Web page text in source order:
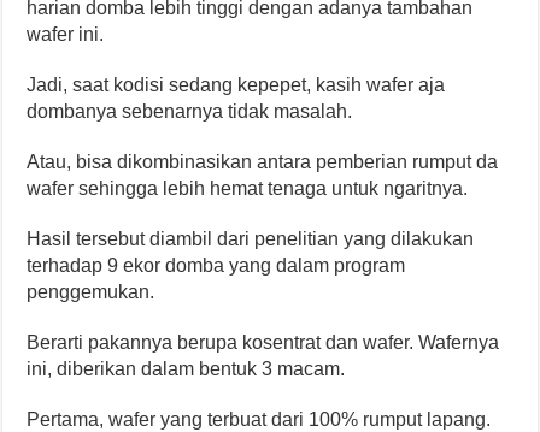
harian domba lebih tinggi dengan adanya tambahan
wafer ini.
Jadi, saat kodisi sedang kepepet, kasih wafer aja
dombanya sebenarnya tidak masalah.
Atau, bisa dikombinasikan antara pemberian rumput da
wafer sehingga lebih hemat tenaga untuk ngaritnya.
Hasil tersebut diambil dari penelitian yang dilakukan
terhadap 9 ekor domba yang dalam program
penggemukan.
Berarti pakannya berupa kosentrat dan wafer. Wafernya
ini, diberikan dalam bentuk 3 macam.
Pertama, wafer yang terbuat dari 100% rumput lapang.